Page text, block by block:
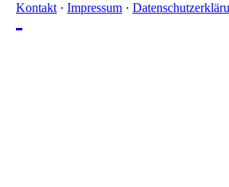
Kontakt · Impressum ·